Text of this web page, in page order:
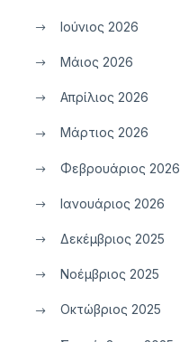
Ιούνιος 2026
Μάιος 2026
Απρίλιος 2026
Μάρτιος 2026
Φεβρουάριος 2026
Ιανουάριος 2026
Δεκέμβριος 2025
Νοέμβριος 2025
Οκτώβριος 2025